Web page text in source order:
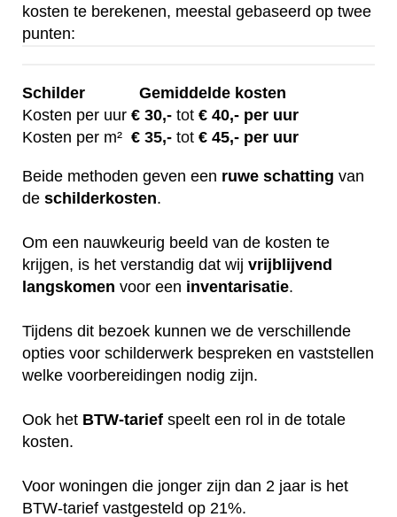
kosten te berekenen, meestal gebaseerd op twee
punten:
Schilder
Gemiddelde kosten
Kosten per uur € 30,- tot € 40,- per uur
Kosten per m² € 35,- tot € 45,- per uur
Beide methoden geven een ruwe schatting van
de schilderkosten.
Om een nauwkeurig beeld van de kosten te
krijgen, is het verstandig dat wij vrijblijvend
langskomen voor een inventarisatie.
Tijdens dit bezoek kunnen we de verschillende
opties voor schilderwerk bespreken en vaststellen
welke voorbereidingen nodig zijn.
Ook het BTW-tarief speelt een rol in de totale
kosten.
Voor woningen die jonger zijn dan 2 jaar is het
BTW-tarief vastgesteld op 21%.